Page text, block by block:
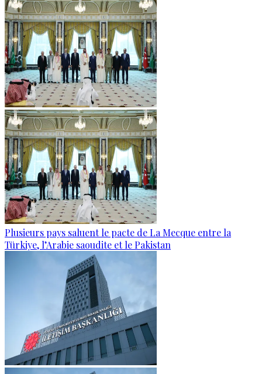
Plusieurs pays saluent le pacte de La Mecque entre la
Türkiye, l’Arabie saoudite et le Pakistan